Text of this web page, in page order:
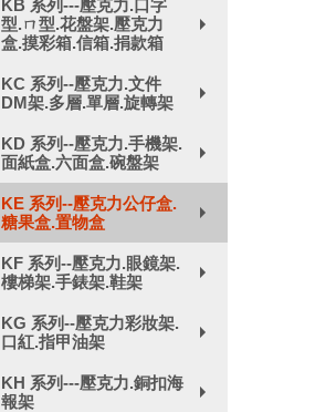
KB 系列---壓克力.口字
型.ㄇ型.花盤架.壓克力
盒.摸彩箱.信箱.捐款箱
KC 系列--壓克力.文件
DM架.多層.單層.旋轉架
KD 系列--壓克力.手機架.
面紙盒.六面盒.碗盤架
KE 系列--壓克力公仔盒.
糖果盒.置物盒
KF 系列--壓克力.眼鏡架.
樓梯架.手錶架.鞋架
KG 系列--壓克力彩妝架.
口紅.指甲油架
KH 系列---壓克力.銅扣海
報架